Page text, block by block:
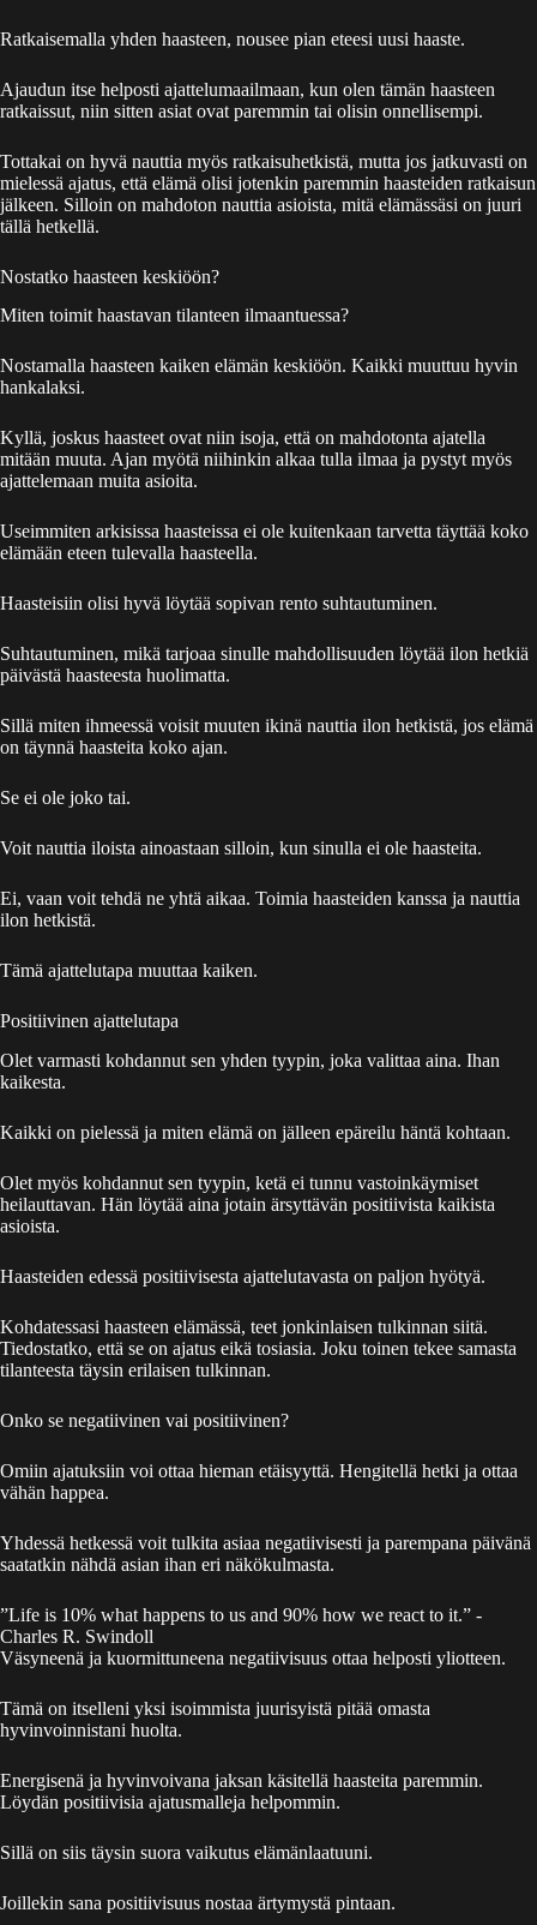
Ratkaisemalla yhden haasteen, nousee pian eteesi uusi haaste.
Ajaudun itse helposti ajattelumaailmaan, kun olen tämän haasteen
ratkaissut, niin sitten asiat ovat paremmin tai olisin onnellisempi.
Tottakai on hyvä nauttia myös ratkaisuhetkistä, mutta jos jatkuvasti on
mielessä ajatus, että elämä olisi jotenkin paremmin haasteiden ratkaisun
jälkeen. Silloin on mahdoton nauttia asioista, mitä elämässäsi on juuri
tällä hetkellä.
Nostatko haasteen keskiöön?
Miten toimit haastavan tilanteen ilmaantuessa?
Nostamalla haasteen kaiken elämän keskiöön. Kaikki muuttuu hyvin
hankalaksi.
Kyllä, joskus haasteet ovat niin isoja, että on mahdotonta ajatella
mitään muuta. Ajan myötä niihinkin alkaa tulla ilmaa ja pystyt myös
ajattelemaan muita asioita.
Useimmiten arkisissa haasteissa ei ole kuitenkaan tarvetta täyttää koko
elämään eteen tulevalla haasteella.
Haasteisiin olisi hyvä löytää sopivan rento suhtautuminen.
Suhtautuminen, mikä tarjoaa sinulle mahdollisuuden löytää ilon hetkiä
päivästä haasteesta huolimatta.
Sillä miten ihmeessä voisit muuten ikinä nauttia ilon hetkistä, jos elämä
on täynnä haasteita koko ajan.
Se ei ole joko tai.
Voit nauttia iloista ainoastaan silloin, kun sinulla ei ole haasteita.
Ei, vaan voit tehdä ne yhtä aikaa. Toimia haasteiden kanssa ja nauttia
ilon hetkistä.
Tämä ajattelutapa muuttaa kaiken.
Positiivinen ajattelutapa
Olet varmasti kohdannut sen yhden tyypin, joka valittaa aina. Ihan
kaikesta.
Kaikki on pielessä ja miten elämä on jälleen epäreilu häntä kohtaan.
Olet myös kohdannut sen tyypin, ketä ei tunnu vastoinkäymiset
heilauttavan. Hän löytää aina jotain ärsyttävän positiivista kaikista
asioista.
Haasteiden edessä positiivisesta ajattelutavasta on paljon hyötyä.
Kohdatessasi haasteen elämässä, teet jonkinlaisen tulkinnan siitä.
Tiedostatko, että se on ajatus eikä tosiasia. Joku toinen tekee samasta
tilanteesta täysin erilaisen tulkinnan.
Onko se negatiivinen vai positiivinen?
Omiin ajatuksiin voi ottaa hieman etäisyyttä. Hengitellä hetki ja ottaa
vähän happea.
Yhdessä hetkessä voit tulkita asiaa negatiivisesti ja parempana päivänä
saatatkin nähdä asian ihan eri näkökulmasta.
”Life is 10% what happens to us and 90% how we react to it.” -
Charles R. Swindoll
Väsyneenä ja kuormittuneena negatiivisuus ottaa helposti yliotteen.
Tämä on itselleni yksi isoimmista juurisyistä pitää omasta
hyvinvoinnistani huolta.
Energisenä ja hyvinvoivana jaksan käsitellä haasteita paremmin.
Löydän positiivisia ajatusmalleja helpommin.
Sillä on siis täysin suora vaikutus elämänlaatuuni.
Joillekin sana positiivisuus nostaa ärtymystä pintaan.